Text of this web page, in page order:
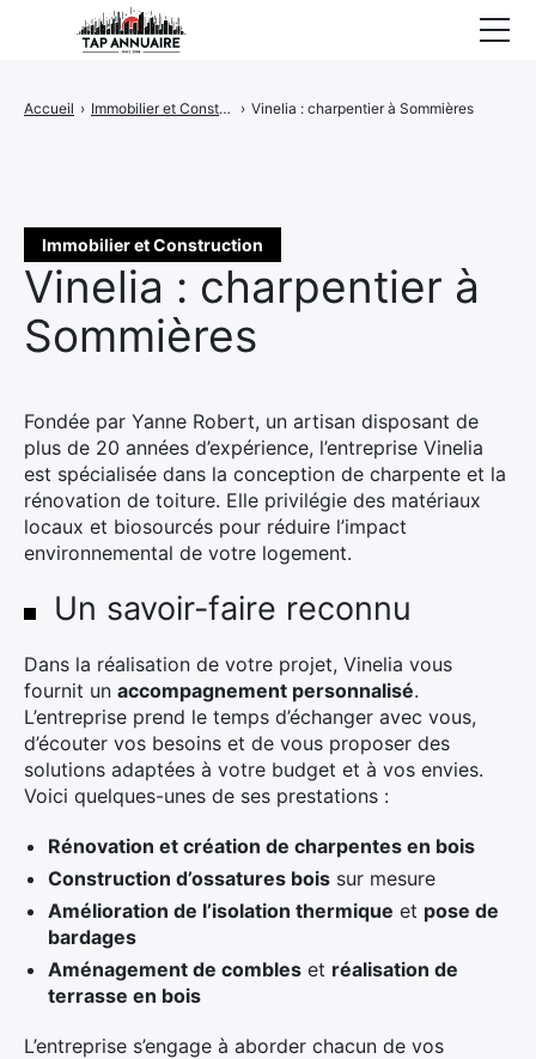
Accueil › Immobilier et Construction › Vinelia : charpentier à Sommières
Immobilier et Construction
Vinelia : charpentier à
Sommières
Fondée par Yanne Robert, un artisan disposant de
plus de 20 années d’expérience, l’entreprise Vinelia
est spécialisée dans la conception de charpente et la
rénovation de toiture. Elle privilégie des matériaux
locaux et biosourcés pour réduire l’impact
environnemental de votre logement.
Un savoir-faire reconnu
Dans la réalisation de votre projet, Vinelia vous
fournit un accompagnement personnalisé.
L’entreprise prend le temps d’échanger avec vous,
d’écouter vos besoins et de vous proposer des
solutions adaptées à votre budget et à vos envies.
Voici quelques-unes de ses prestations :
Rénovation et création de charpentes en bois
Construction d’ossatures bois sur mesure
Amélioration de l’isolation thermique et pose de
bardages
Aménagement de combles et réalisation de
terrasse en bois
L’entreprise s’engage à aborder chacun de vos